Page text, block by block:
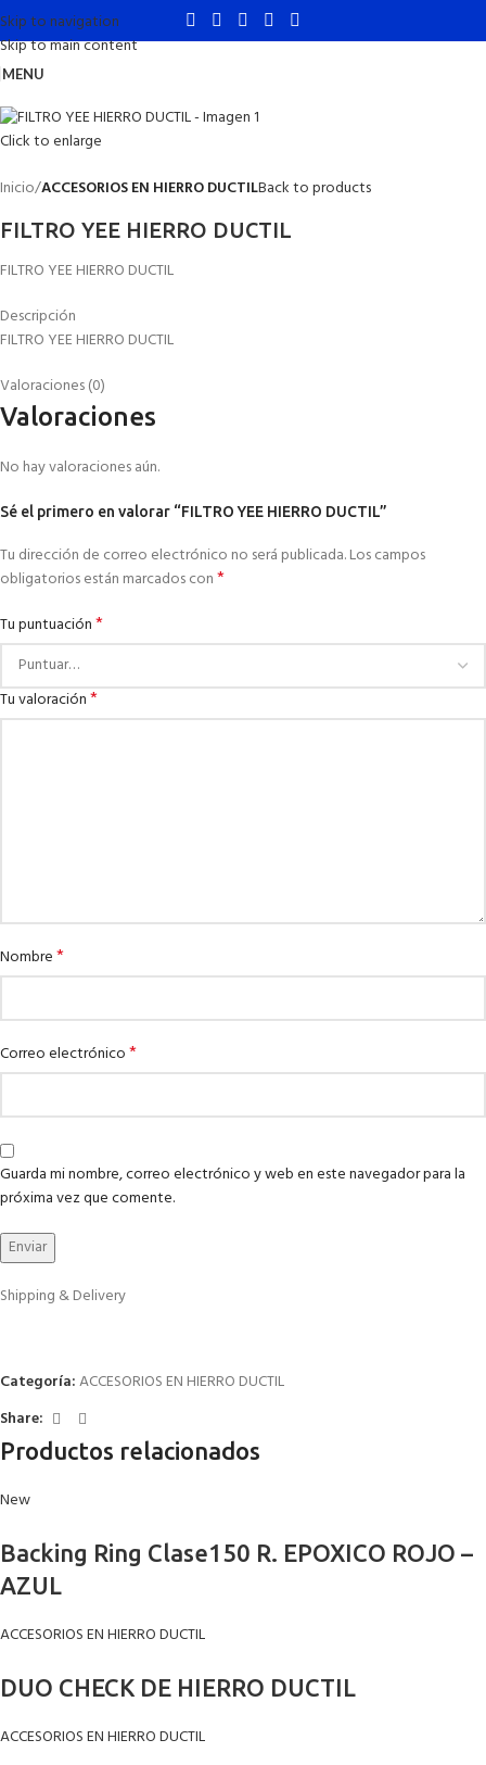
Skip to navigation
Skip to main content
MENU
Click to enlarge
Inicio ACCESORIOS EN HIERRO DUCTILBack to products
FILTRO YEE HIERRO DUCTIL
FILTRO YEE HIERRO DUCTIL
Descripción
FILTRO YEE HIERRO DUCTIL
Valoraciones (0)
Valoraciones
No hay valoraciones aún.
Sé el primero en valorar “FILTRO YEE HIERRO DUCTIL”
Tu dirección de correo electrónico no será publicada.Los campos
obligatorios están marcados con*
Tu puntuación*
Tu valoración*
Nombre*
Correo electrónico*
Guarda mi nombre, correo electrónico y web en este navegador para la
próxima vez que comente.
Shipping & Delivery
Categoría:ACCESORIOS EN HIERRO DUCTIL
Share:
Productos relacionados
New
Backing Ring Clase150 R. EPOXICO ROJO –
AZUL
ACCESORIOS EN HIERRO DUCTIL
DUO CHECK DE HIERRO DUCTIL
ACCESORIOS EN HIERRO DUCTIL